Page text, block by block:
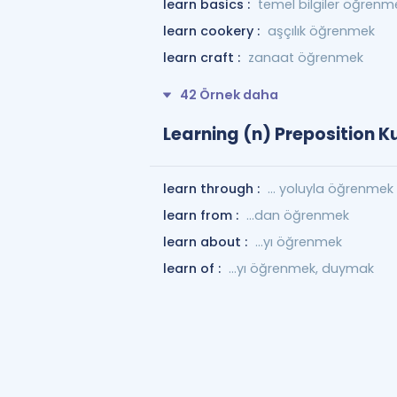
learn basics : temel bilgiler
learn cookery : aşçılık öğrenmek
learn craft : zanaat öğrenmek
42 Örnek daha
Learning (n) Preposition
learn through : ... yoluyla öğrenmek
learn from : …dan öğrenmek
learn about : ...yı öğrenmek
learn of : ...yı öğrenmek, duymak